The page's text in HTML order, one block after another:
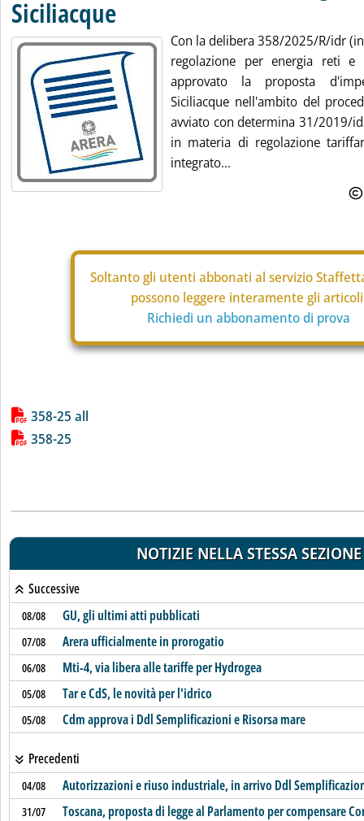
Siciliacque
Con la delibera 358/2025/R/idr
regolazione per energia reti e
approvato la proposta
Siciliacque nell'ambito del
avviato con determina 31/2019/
in materia di regolazione
integrato...
Soltanto gli utenti abbonati al servizio
possono leggere interamente gli
Richiedi un abbonamento di prova
Lista allegati PDF alla notizia
358-25 all
358-25
NOTIZIE NELLA STESSA SEZIONE
Successive
08/08 GU, gli ultimi atti pubblicati
07/08 Arera ufficialmente in prorogatio
06/08 Mti-4, via libera alle tariffe per Hydrogea
05/08 Tar e CdS, le novità per l'idrico
05/08 Cdm approva i Ddl Semplificazioni e Risorsa mare
Precedenti
04/08 Autorizzazioni e riuso industriale, in arrivo Ddl
31/07 Toscana, proposta di legge al Parlamento per compensare